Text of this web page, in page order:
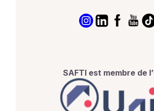
SAFTI est membre de